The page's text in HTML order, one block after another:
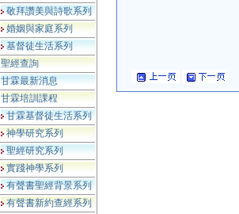
敬拜讚美與詩歌系列
婚姻與家庭系列
基督徒生活系列
聖經查詢
甘霖最新消息
甘霖培訓課程
甘霖基督徒生活系列
神學研究系列
聖經研究系列
實踐神學系列
有聲書聖經背景系列
有聲書新約查經系列